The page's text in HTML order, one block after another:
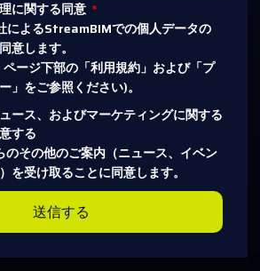
に関する同意
によるStreamBIMでの個人データの
意します。
ージ下部の「利用規約」および「プ
」をご参照ください)。
ース、およびマーケティングに関する
する
その他のご案内（ニュース、イベン
を受け取ることに同意します。
送信する